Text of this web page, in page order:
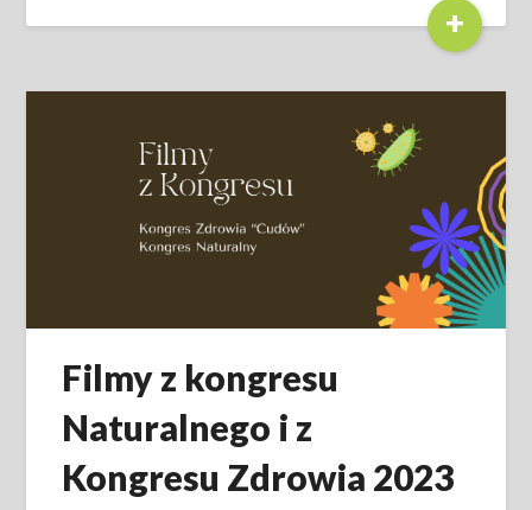
+
Filmy z kongresu
Naturalnego i z
Kongresu Zdrowia 2023